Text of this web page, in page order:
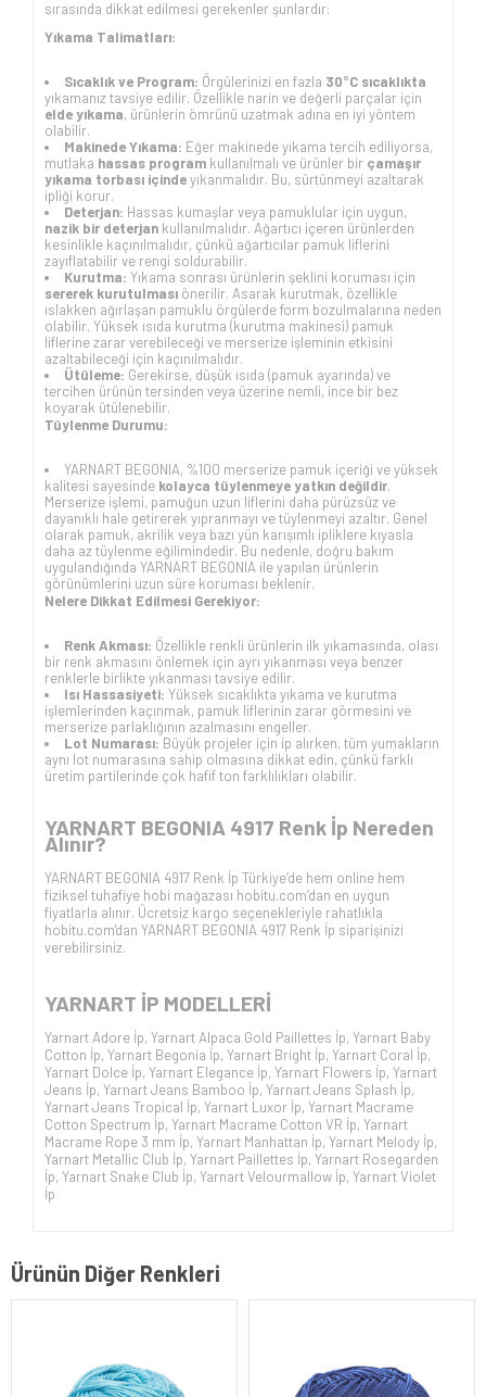
sırasında dikkat edilmesi gerekenler şunlardır:
Yıkama Talimatları:
Sıcaklık ve Program: Örgülerinizi en fazla 30°C sıcaklıkta
yıkamanız tavsiye edilir. Özellikle narin ve değerli parçalar için
elde yıkama, ürünlerin ömrünü uzatmak adına en iyi yöntem
olabilir.
Makinede Yıkama: Eğer makinede yıkama tercih ediliyorsa,
mutlaka hassas program kullanılmalı ve ürünler bir çamaşır
yıkama torbası içindeyıkanmalıdır. Bu, sürtünmeyi azaltarak
ipliği korur.
Deterjan: Hassas kumaşlar veya pamuklular için uygun,
nazik bir deterjan kullanılmalıdır. Ağartıcı içeren ürünlerden
kesinlikle kaçınılmalıdır, çünkü ağartıcılar pamuk liflerini
zayıflatabilir ve rengi soldurabilir.
Kurutma: Yıkama sonrası ürünlerin şeklini koruması için
sererek kurutulması önerilir. Asarak kurutmak, özellikle
ıslakken ağırlaşan pamuklu örgülerde form bozulmalarına neden
olabilir. Yüksek ısıda kurutma (kurutma makinesi) pamuk
liflerine zarar verebileceği ve merserize işleminin etkisini
azaltabileceği için kaçınılmalıdır.
Ütüleme: Gerekirse, düşük ısıda (pamuk ayarında) ve
tercihen ürünün tersinden veya üzerine nemli, ince bir bez
koyarak ütülenebilir.
Tüylenme Durumu:
YARNART BEGONIA, %100 merserize pamuk içeriği ve yüksek
kalitesi sayesinde kolayca tüylenmeye yatkın değildir.
Merserize işlemi, pamuğun uzun liflerini daha pürüzsüz ve
dayanıklı hale getirerek yıpranmayı ve tüylenmeyi azaltır. Genel
olarak pamuk, akrilik veya bazı yün karışımlı ipliklere kıyasla
daha az tüylenme eğilimindedir. Bu nedenle, doğru bakım
uygulandığında YARNART BEGONIA ile yapılan ürünlerin
görünümlerini uzun süre koruması beklenir.
Nelere Dikkat Edilmesi Gerekiyor:
Renk Akması: Özellikle renkli ürünlerin ilk yıkamasında, olası
bir renk akmasını önlemek için ayrı yıkanması veya benzer
renklerle birlikte yıkanması tavsiye edilir.
Isı Hassasiyeti: Yüksek sıcaklıkta yıkama ve kurutma
işlemlerinden kaçınmak, pamuk liflerinin zarar görmesini ve
merserize parlaklığının azalmasını engeller.
Lot Numarası: Büyük projeler için ip alırken, tüm yumakların
aynı lot numarasına sahip olmasına dikkat edin, çünkü farklı
üretim partilerinde çok hafif ton farklılıkları olabilir.
YARNART BEGONIA 4917 Renk İp Nereden
Alınır?
YARNART BEGONIA 4917 Renk İp Türkiye’de hem online hem
fiziksel tuhafiye hobi mağazası hobitu.com’dan en uygun
fiyatlarla alınır. Ücretsiz kargo seçenekleriyle rahatlıkla
hobitu.com'dan YARNART BEGONIA 4917 Renk İp siparişinizi
verebilirsiniz.
YARNART İP MODELLERİ
Yarnart Adore İp, Yarnart Alpaca Gold Paillettes İp, Yarnart Baby
Cotton İp, Yarnart Begonia İp, Yarnart Bright İp, Yarnart Coral İp,
Yarnart Dolce İp, Yarnart Elegance İp, Yarnart Flowers İp, Yarnart
Jeans İp, Yarnart Jeans Bamboo İp, Yarnart Jeans Splash İp,
Yarnart Jeans Tropical İp, Yarnart Luxor İp, Yarnart Macrame
Cotton Spectrum İp, Yarnart Macrame Cotton VR İp, Yarnart
Macrame Rope 3 mm İp, Yarnart Manhattan İp, Yarnart Melody İp,
Yarnart Metallic Club İp, Yarnart Paillettes İp, Yarnart Rosegarden
İp, Yarnart Snake Club İp, Yarnart Velourmallow İp, Yarnart Violet
İp
Ürünün Diğer Renkleri